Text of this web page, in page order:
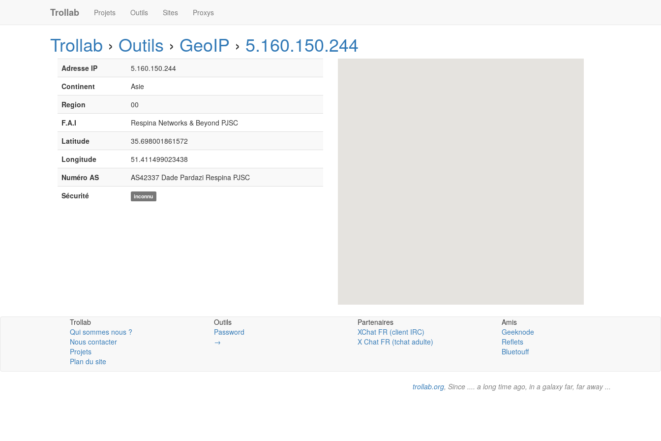
Trollab Projets Outils Sites Proxys
Trollab › Outils › GeoIP › 5.160.150.244
Adresse IP
5.160.150.244
Continent
Asie
Region
00
F.A.I
Respina Networks & Beyond PJSC
Latitude
35.698001861572
Longitude
51.411499023438
Numéro AS
AS42337 Dade Pardazi Respina PJSC
Sécurité
inconnu
Trollab
Qui sommes nous ?
Nous contacter
Projets
Plan du site
Outils
Password
→
Partenaires
XChat FR (client IRC)
X Chat FR (tchat adulte)
Amis
Geeknode
Reflets
Bluetouff
trollab.org, Since .... a long time ago, in a galaxy far, far away ...